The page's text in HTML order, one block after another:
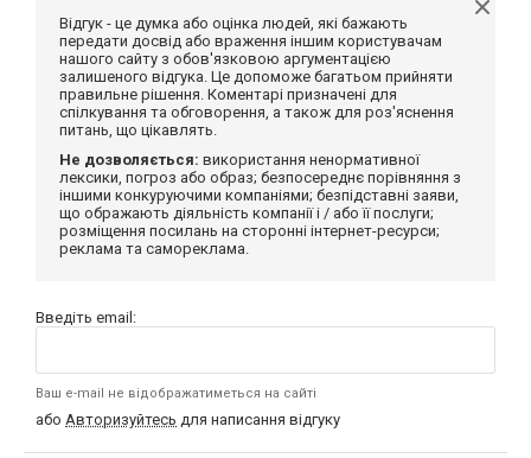
Відгук - це думка або оцінка людей, які бажають
передати досвід або враження іншим користувачам
нашого сайту з обов'язковою аргументацією
залишеного відгука. Це допоможе багатьом прийняти
правильне рішення. Коментарі призначені для
спілкування та обговорення, а також для роз'яснення
питань, що цікавлять.
Не дозволяється: використання ненормативної
лексики, погроз або образ; безпосереднє порівняння з
іншими конкуруючими компаніями; безпідставні заяви,
що ображають діяльність компанії і / або її послуги;
розміщення посилань на сторонні інтернет-ресурси;
реклама та самореклама.
Введіть email:
Ваш e-mail не відображатиметься на сайті
або Авторизуйтесь для написання відгуку